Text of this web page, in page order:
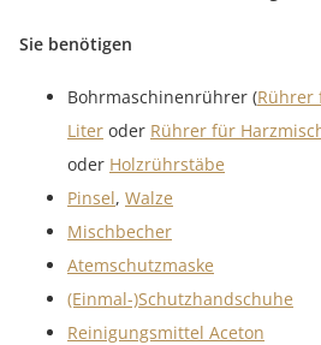
Sie benötigen
Bohrmaschinenrührer (Rührer
Liter oder Rührer für
oder Holzrührstäbe
Pinsel, Walze
Mischbecher
Atemschutzmaske
(Einmal-)Schutzhandschuhe
Reinigungsmittel Aceton